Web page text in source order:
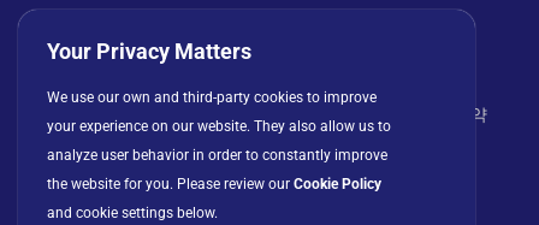
라이선스 계약
Your Privacy Matters
We use our own and third-party cookies to improve
your experience on our website. They also allow us to
analyze user behavior in order to constantly improve
the website for you. Please review our Cookie Policy
and cookie settings below.